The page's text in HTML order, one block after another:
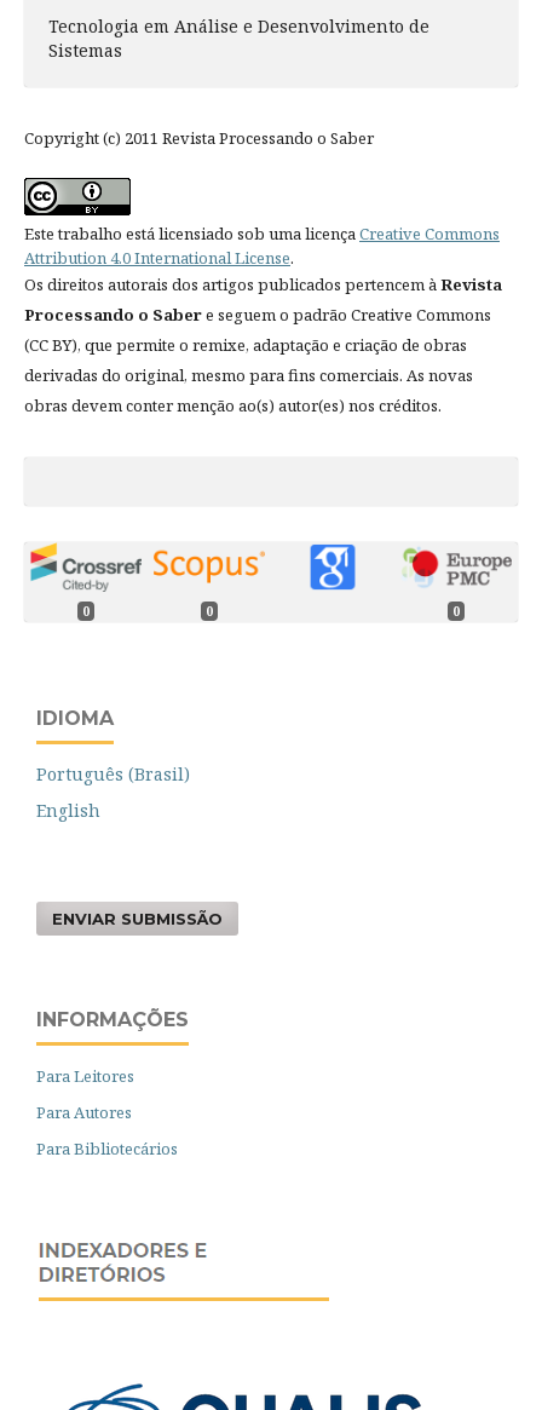
Tecnologia em Análise e Desenvolvimento de
Sistemas
Copyright (c) 2011 Revista Processando o Saber
Este trabalho está licensiado sob uma licençaCreative Commons
Attribution 4.0 International License.
Os direitos autorais dos artigos publicados pertencem àRevista
Processando o Sabere seguem o padrão Creative Commons
(CC BY), que permite o remixe, adaptação e criação de obras
derivadas do original, mesmo para fins comerciais. As novas
obras devem conter menção ao(s) autor(es) nos créditos.
0 0 0
IDIOMA
Português (Brasil)
English
ENVIAR SUBMISSÃO
INFORMAÇÕES
Para Leitores
Para Autores
Para Bibliotecários